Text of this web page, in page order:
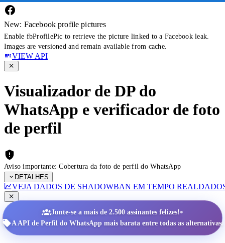
New: Facebook profile pictures
Enable fbProfilePic to retrieve the picture linked to a Facebook leak.
Images are versioned and remain available from cache.
VIEW API
Visualizador de DP do
WhatsApp e verificador de foto
de perfil
Aviso importante: Cobertura da foto de perfil do WhatsApp
DETALHES
VEJA DADOS DE SHADOWBAN EM TEMPO REAL
Junte-se a mais de 2.500 assinantes felizes!•
A API de Perfil do WhatsApp mais barata entre todas as alternativas.